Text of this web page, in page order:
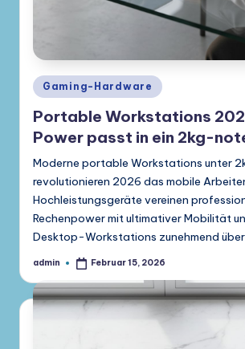
Posted
in
Gaming-Hardware
Portable Workstations
Power passt in ein 2kg-
Moderne portable Workstations unter
revolutionieren 2026 das mobile
Hochleistungsgeräte vereinen
Rechenpower mit ultimativer Mobilität
Desktop-Workstations zunehmend
Gepostet
admin Februar 15, 2026